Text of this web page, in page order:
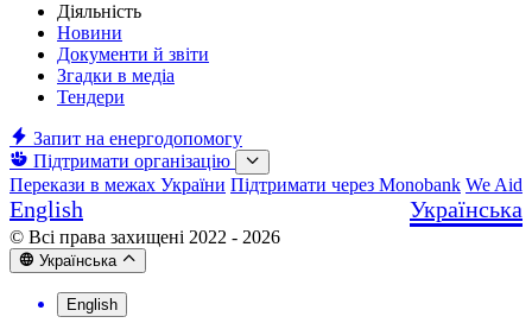
Діяльність
Новини
Документи й звіти
Згадки в медіа
Тендери
Запит на енергодопомогу
Підтримати організацію
Перекази в межах України Підтримати через Monobank We Aid
English Українська
© Всі права захищені 2022 - 2026
Українська
English